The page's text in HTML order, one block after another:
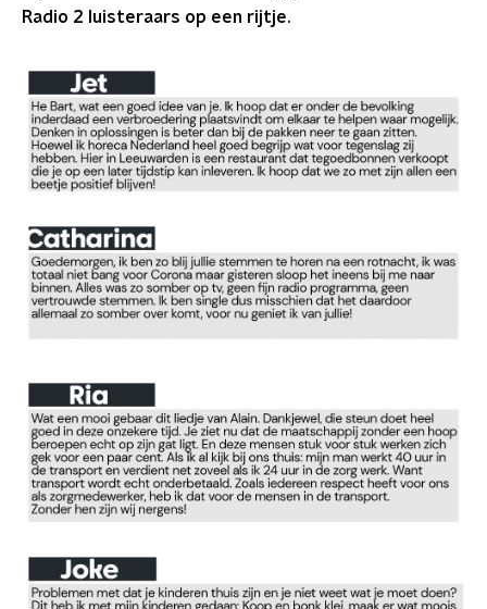
Radio 2 luisteraars op een rijtje.